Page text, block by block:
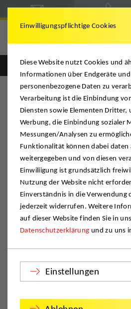
DMS Mario Krügel
»MÖBELPACKER-
schwärmt vom Umzug
Krügel
Einwilligungspflichtige Cookies
Diese Website nutzt Cookies und
Informationen über Endgeräte
personenbezogene Daten zu
Verarbeitung ist die Einbindung
Diensten sowie Elementen Dritter,
Werbung, die Einbindung sozialer
Messungen/Analysen zu
Funktionalität können dabei daten
weitergegeben und von diesen
Einwiliigung ist grundsätzlich
Nutzung der Website nicht
Einverständnis in die Verwendung
jederzeit widerrufen. Weitere
auf dieser Website finden Sie in
Datenschutzerklärung und zu uns
Einstellungen